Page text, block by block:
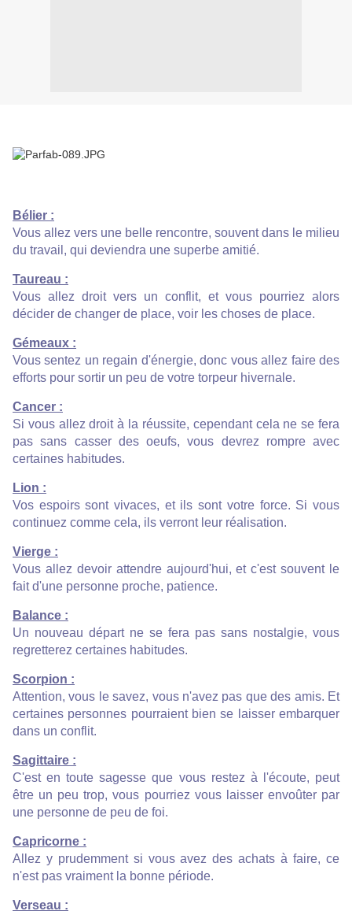
Bélier :
Vous allez vers une belle rencontre, souvent dans le milieu
du travail, qui deviendra une superbe amitié.
Taureau :
Vous allez droit vers un conflit, et vous pourriez alors
décider de changer de place, voir les choses de place.
Gémeaux :
Vous sentez un regain d'énergie, donc vous allez faire des
efforts pour sortir un peu de votre torpeur hivernale.
Cancer :
Si vous allez droit à la réussite, cependant cela ne se fera
pas sans casser des oeufs, vous devrez rompre avec
certaines habitudes.
Lion :
Vos espoirs sont vivaces, et ils sont votre force. Si vous
continuez comme cela, ils verront leur réalisation.
Vierge :
Vous allez devoir attendre aujourd'hui, et c'est souvent le
fait d'une personne proche, patience.
Balance :
Un nouveau départ ne se fera pas sans nostalgie, vous
regretterez certaines habitudes.
Scorpion :
Attention, vous le savez, vous n'avez pas que des amis. Et
certaines personnes pourraient bien se laisser embarquer
dans un conflit.
Sagittaire :
C'est en toute sagesse que vous restez à l'écoute, peut
être un peu trop, vous pourriez vous laisser envoûter par
une personne de peu de foi.
Capricorne :
Allez y prudemment si vous avez des achats à faire, ce
n'est pas vraiment la bonne période.
Verseau :